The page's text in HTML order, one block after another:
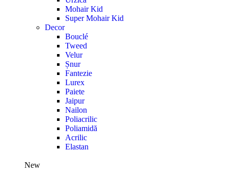
Mohair Kid
Super Mohair Kid
Decor
Bouclé
Tweed
Velur
Șnur
Fantezie
Lurex
Paiete
Jaipur
Nailon
Poliacrilic
Poliamidă
Acrilic
Elastan
New